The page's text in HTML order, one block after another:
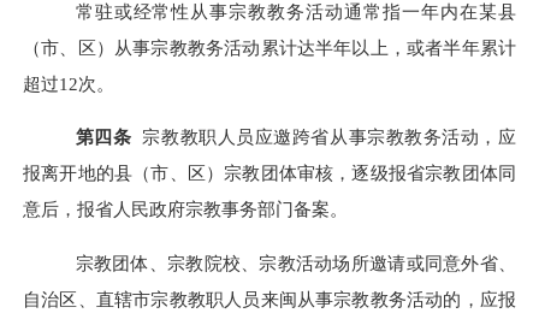
常驻或经常性从事宗教教务活动通常指一年内在某县
（市、区）
从事宗教教务活动累计达半年以上，或者半年累计
超过12次。
第四条 宗教教职人员应邀跨省从事宗教教务活动，应
报离开地的县（市、区）宗教团体审核，逐级报省宗教团体同
意后， 报省人民政府宗教事务部门备案。
宗教团体、宗教院校、宗教活动场所邀请或同意外省、
自治区、直辖市宗教教职人员来闽从事宗教教务活动的，应报